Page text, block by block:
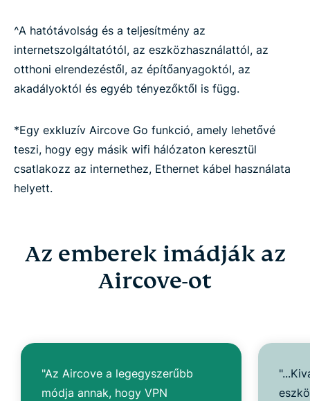
^A hatótávolság és a teljesítmény az
internetszolgáltatótól, az eszközhasználattól, az
otthoni elrendezéstől, az építőanyagoktól, az
akadályoktól és egyéb tényezőktől is függ.
*Egy exkluzív Aircove Go funkció, amely lehetővé
teszi, hogy egy másik wifi hálózaton keresztül
csatlakozz az internethez, Ethernet kábel használata
helyett.
Az emberek imádják az
Aircove-ot
"Az Aircove a legegyszerűbb
módja annak, hogy VPN